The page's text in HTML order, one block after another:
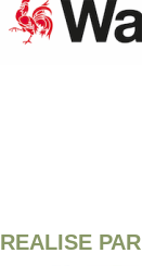
REALISE PAR